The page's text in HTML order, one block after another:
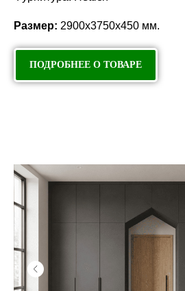
Размер: 2900х3750х450 мм.
ПОДРОБНЕЕ О ТОВАРЕ